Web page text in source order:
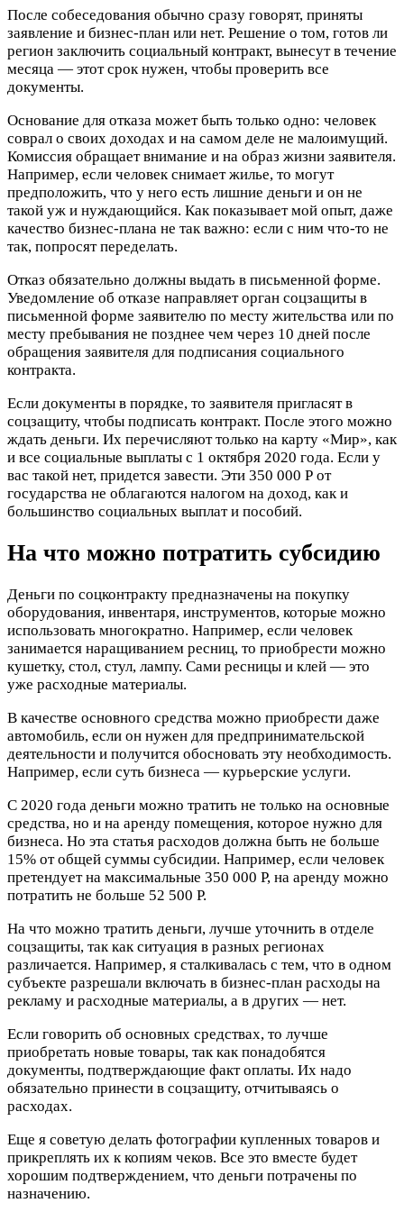
После собеседования обычно сразу говорят, приняты
заявление и бизнес-план или нет. Решение о том, готов ли
регион заключить социальный контракт, вынесут в течение
месяца — этот срок нужен, чтобы проверить все
документы.
Основание для отказа может быть только одно: человек
соврал о своих доходах и на самом деле не малоимущий.
Комиссия обращает внимание и на образ жизни заявителя.
Например, если человек снимает жилье, то могут
предположить, что у него есть лишние деньги и он не
такой уж и нуждающийся. Как показывает мой опыт, даже
качество бизнес-плана не так важно: если с ним что-то не
так, попросят переделать.
Отказ обязательно должны выдать в письменной форме.
Уведомление об отказе направляет орган соцзащиты в
письменной форме заявителю по месту жительства или по
месту пребывания не позднее чем через 10 дней после
обращения заявителя для подписания социального
контракта.
Если документы в порядке, то заявителя пригласят в
соцзащиту, чтобы подписать контракт. После этого можно
ждать деньги. Их перечисляют только на карту «Мир», как
и все социальные выплаты с 1 октября 2020 года. Если у
вас такой нет, придется завести. Эти 350 000 Р от
государства не облагаются налогом на доход, как и
большинство социальных выплат и пособий.
На что можно потратить субсидию
Деньги по соцконтракту предназначены на покупку
оборудования, инвентаря, инструментов, которые можно
использовать многократно. Например, если человек
занимается наращиванием ресниц, то приобрести можно
кушетку, стол, стул, лампу. Сами ресницы и клей — это
уже расходные материалы.
В качестве основного средства можно приобрести даже
автомобиль, если он нужен для предпринимательской
деятельности и получится обосновать эту необходимость.
Например, если суть бизнеса — курьерские услуги.
С 2020 года деньги можно тратить не только на основные
средства, но и на аренду помещения, которое нужно для
бизнеса. Но эта статья расходов должна быть не больше
15% от общей суммы субсидии. Например, если человек
претендует на максимальные 350 000 Р, на аренду можно
потратить не больше 52 500 Р.
На что можно тратить деньги, лучше уточнить в отделе
соцзащиты, так как ситуация в разных регионах
различается. Например, я сталкивалась с тем, что в одном
субъекте разрешали включать в бизнес-план расходы на
рекламу и расходные материалы, а в других — нет.
Если говорить об основных средствах, то лучше
приобретать новые товары, так как понадобятся
документы, подтверждающие факт оплаты. Их надо
обязательно принести в соцзащиту, отчитываясь о
расходах.
Еще я советую делать фотографии купленных товаров и
прикреплять их к копиям чеков. Все это вместе будет
хорошим подтверждением, что деньги потрачены по
назначению.